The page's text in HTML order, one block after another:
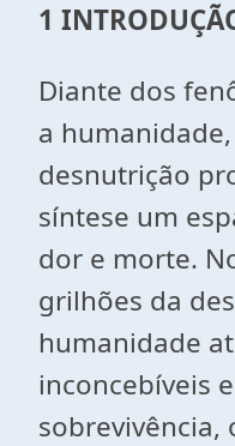
1
Diante dos
a
desnutrição
síntese um
dor e morte.
grilhões da
humanidade
inconcebíveis
sobrevivência,